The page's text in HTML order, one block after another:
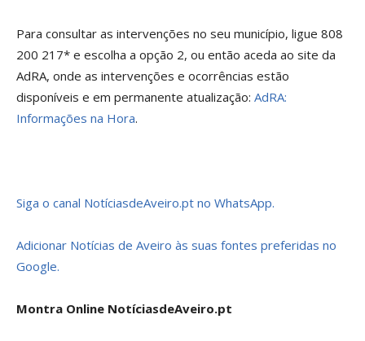
Para consultar as intervenções no seu município, ligue 808
200 217* e escolha a opção 2, ou então aceda ao site da
AdRA, onde as intervenções e ocorrências estão
disponíveis e em permanente atualização: AdRA:
Informações na Hora.
Siga o canal NotíciasdeAveiro.pt no WhatsApp.
Adicionar Notícias de Aveiro às suas fontes preferidas no
Google.
Montra Online NotíciasdeAveiro.pt